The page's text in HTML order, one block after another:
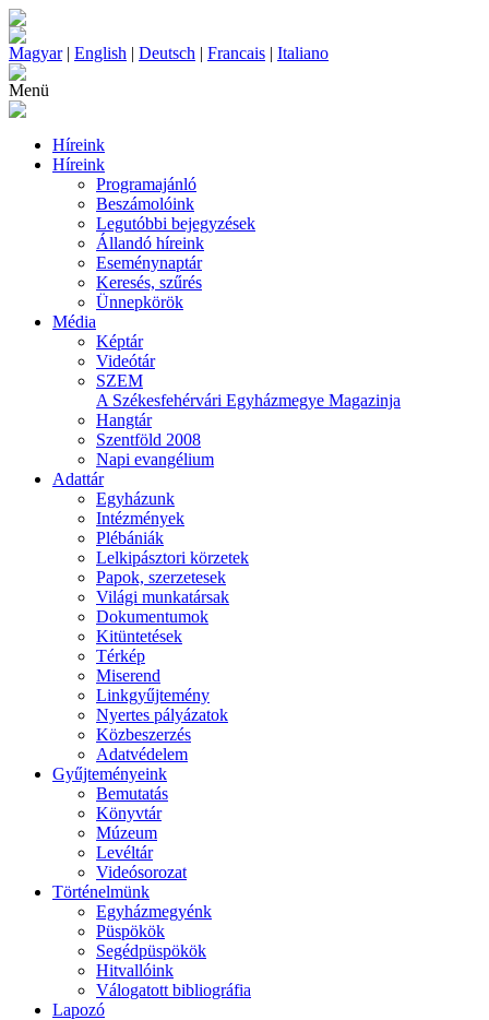
Magyar| English | Deutsch | Francais | Italiano
Menü
Híreink
Híreink
Programajánló
Beszámolóink
Legutóbbi bejegyzések
Állandó híreink
Eseménynaptár
Keresés, szűrés
Ünnepkörök
Média
Képtár
Videótár
SZEM
A Székesfehérvári Egyházmegye Magazinja
Hangtár
Szentföld 2008
Napi evangélium
Adattár
Egyházunk
Intézmények
Plébániák
Lelkipásztori körzetek
Papok, szerzetesek
Világi munkatársak
Dokumentumok
Kitüntetések
Térkép
Miserend
Linkgyűjtemény
Nyertes pályázatok
Közbeszerzés
Adatvédelem
Gyűjteményeink
Bemutatás
Könyvtár
Múzeum
Levéltár
Videósorozat
Történelmünk
Egyházmegyénk
Püspökök
Segédpüspökök
Hitvallóink
Válogatott bibliográfia
Lapozó